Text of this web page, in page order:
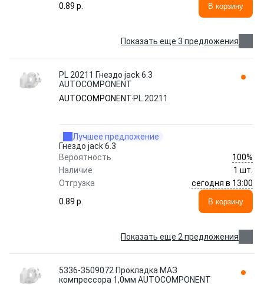
0.89 p.
В корзину
Показать еще 3 предложения
PL 20211 Гнездо jack 6.3
AUTOCOMPONENT
AUTOCOMPONENT PL 20211
Лучшее предложение
Гнездо jack 6.3
Вероятность
100%
Наличие
1 шт.
Отгрузка
сегодня в 13:00
0.89 p.
В корзину
Показать еще 2 предложения
5336-3509072 Прокладка МАЗ
компрессора 1,0мм AUTOCOMPONENT